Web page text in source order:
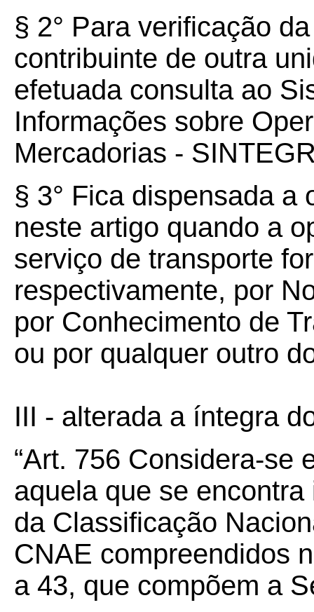
§ 2° Para verificação
contribuinte de outra
efetuada consulta ao
Informações sobre
Mercadorias -
§ 3° Fica dispensada a
neste artigo quando a
serviço de transporte
respectivamente, por
por Conhecimento de
ou por qualquer outro
III - alterada a íntegra
“Art. 756 Considera-se
aquela que se
da Classificação
CNAE compreendidos
a 43, que compõem a